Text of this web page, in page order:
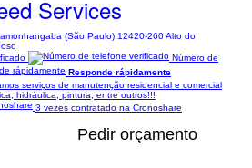
Services
(São Paulo) 12420-260 Alto do
Número de
Responde rápidamente
serviços de manutenção residencial e comercial
hidráulica, pintura, entre outros!!!
3 vezes contratado na Cronoshare
Pedir orçamento